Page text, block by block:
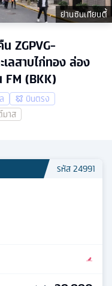
ย่านซินเทียนตี้
ZGPVG-
เลสาบไก่ทอง ล่อง
FM (BKK)
บินตรง
มาส
รหัส24991